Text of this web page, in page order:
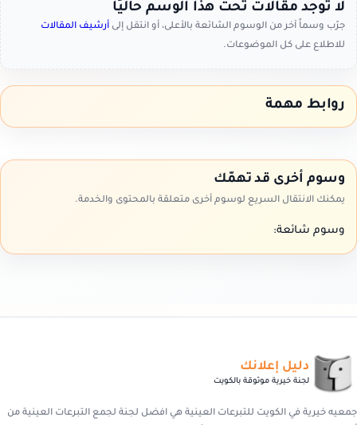
لا توجد مقالات تحت هذا الوسم حاليًا
جرّب وسماً آخر من الوسوم الشائعة بالأعلى، أو انتقل إلى أرشيف المقالات
للاطلاع على كل الموضوعات.
روابط مهمة
وسوم أخرى قد تهمّك
يمكنك الانتقال السريع لوسوم أخرى متعلقة بالمحتوى والخدمة.
وسوم شائعة:
دليل إعلانك
لجنة خيرية موثوقة بالكويت
جمعيه خيرية في الكويت للتبرعات العينية هي افضل لجنة لجمع التبرعات العينية من